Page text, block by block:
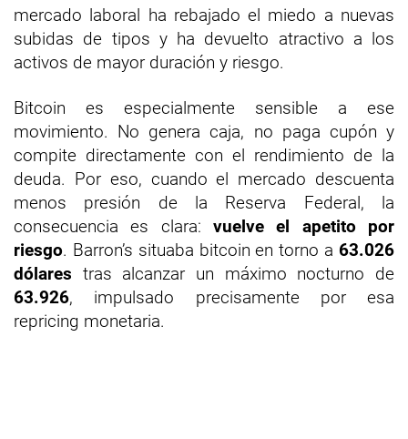
mercado laboral ha rebajado el miedo a nuevas
subidas de tipos y ha devuelto atractivo a los
activos de mayor duración y riesgo.
Bitcoin es especialmente sensible a ese
movimiento. No genera caja, no paga cupón y
compite directamente con el rendimiento de la
deuda. Por eso, cuando el mercado descuenta
menos presión de la Reserva Federal, la
consecuencia es clara: vuelve el apetito por
riesgo. Barron’s situaba bitcoin en torno a 63.026
dólares tras alcanzar un máximo nocturno de
63.926, impulsado precisamente por esa
repricing monetaria.